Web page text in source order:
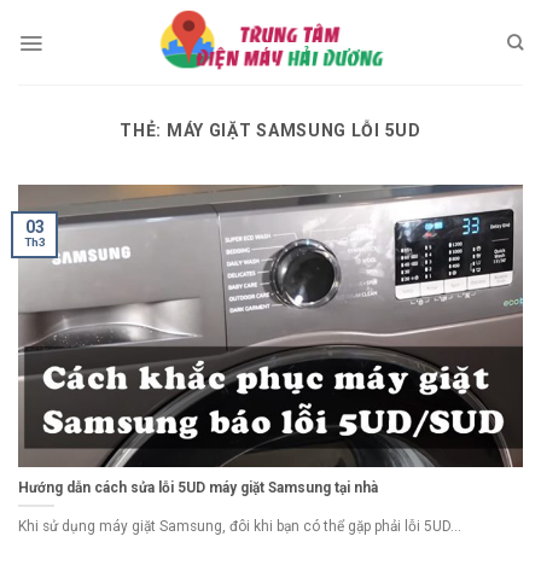
THẺ: MÁY GIẶT SAMSUNG LỖI 5UD
Hướng dẫn cách sửa lỗi 5UD máy giặt Samsung tại nhà
Khi sử dụng máy giặt Samsung, đôi khi bạn có thể gặp phải lỗi 5UD...
03
Th3